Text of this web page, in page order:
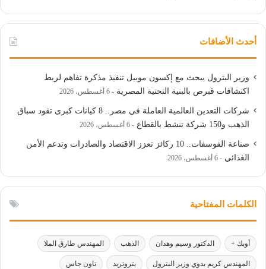
أحدث الأضافات
وزير البترول يبحث مع إكسون موبيل تنفيذ مذكرة تفاهم لربط
اكتشافات قبرص بالبنية التحتية المصرية
6 أغسطس، 2026
شركات التعدين العالمية العاملة في مصر.. 8 كيانات كبرى تقود سباق
الذهب و150 شركة تنشط بالقطاع
6 أغسطس، 2026
صناعة الفوسفات.. 10 ركائز تعزز الاقتصاد والصادرات وتدعم الأمن
الغذائي
6 أغسطس، 2026
الكلمات المفتاحية
أوبك + الدكتور وسيم وهدان الذهب المهندس طارق الملا
المهندس كريم بدوي وزير البترول بتروتريد تاون جاس